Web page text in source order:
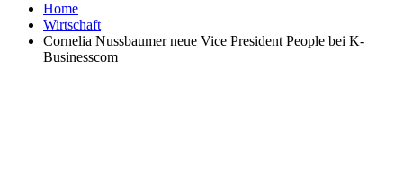
Home
Wirtschaft
Cornelia Nussbaumer neue Vice President People bei K-
Businesscom